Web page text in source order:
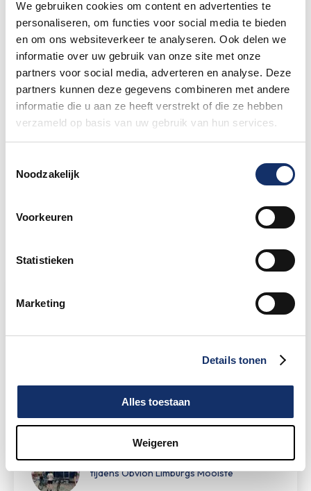
We gebruiken cookies om content en advertenties te
personaliseren, om functies voor social media te bieden
en om ons websiteverkeer te analyseren. Ook delen we
informatie over uw gebruik van onze site met onze
partners voor social media, adverteren en analyse. Deze
partners kunnen deze gegevens combineren met andere
informatie die u aan ze heeft verstrekt of die ze hebben
verzameld op basis van uw gebruik van hun services.
Noodzakelijk
Voorkeuren
Statistieken
Marketing
Details tonen
Alles toestaan
Weigeren
weersomstandigheden op de route
27 mei 2026
Daginschrijvingen Obvion Limburgs
Mooiste 2026
27 mei 2026
Limburgs Mooiste Nieuws
tijdens Obvion Limburgs Mooiste